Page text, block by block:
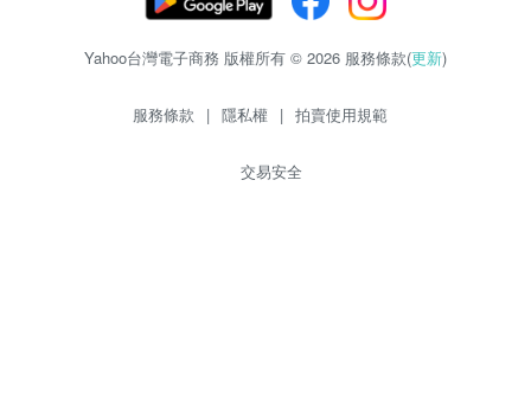
Yahoo台灣電子商務 版權所有 © 2026 服務條款(更新)
服務條款 | 隱私權 | 拍賣使用規範
交易安全